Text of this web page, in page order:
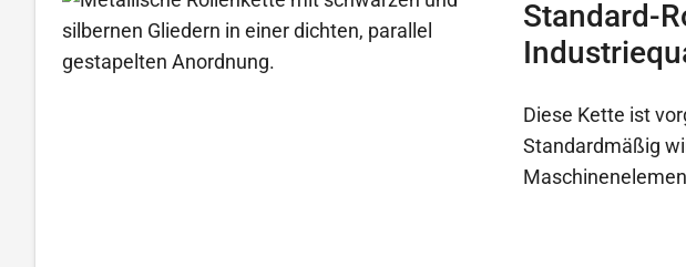
Standard-
Diese Kette ist
Standardmäßig